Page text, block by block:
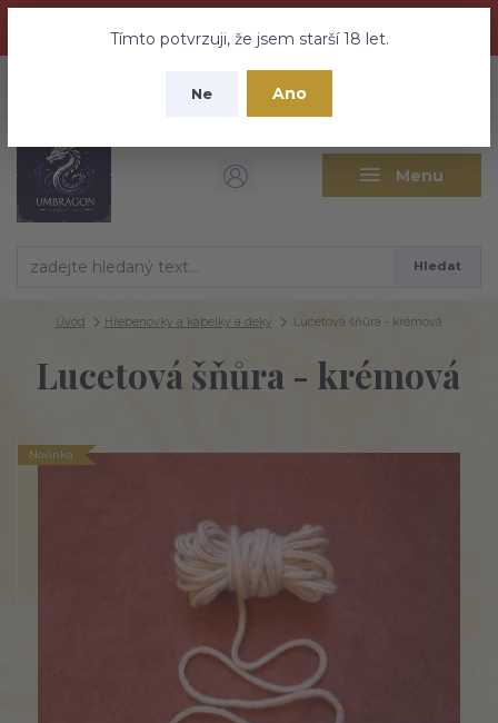
nebuďte vyděšeni zde najdete vše a ještě mnohem víc
Tímto potvrzuji, že jsem starší 18 let.
Ne Ano
Menu
CZK
Hledat
Úvod Hřebenovky a kabelky a deky Lucetová šňůra - krémová
Lucetová šňůra - krémová
Novinka